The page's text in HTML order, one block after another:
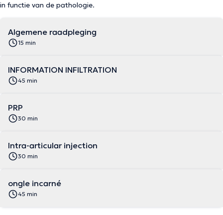
in functie van de pathologie.
Algemene raadpleging
15 min
INFORMATION INFILTRATION
45 min
PRP
30 min
Intra-articular injection
30 min
ongle incarné
45 min